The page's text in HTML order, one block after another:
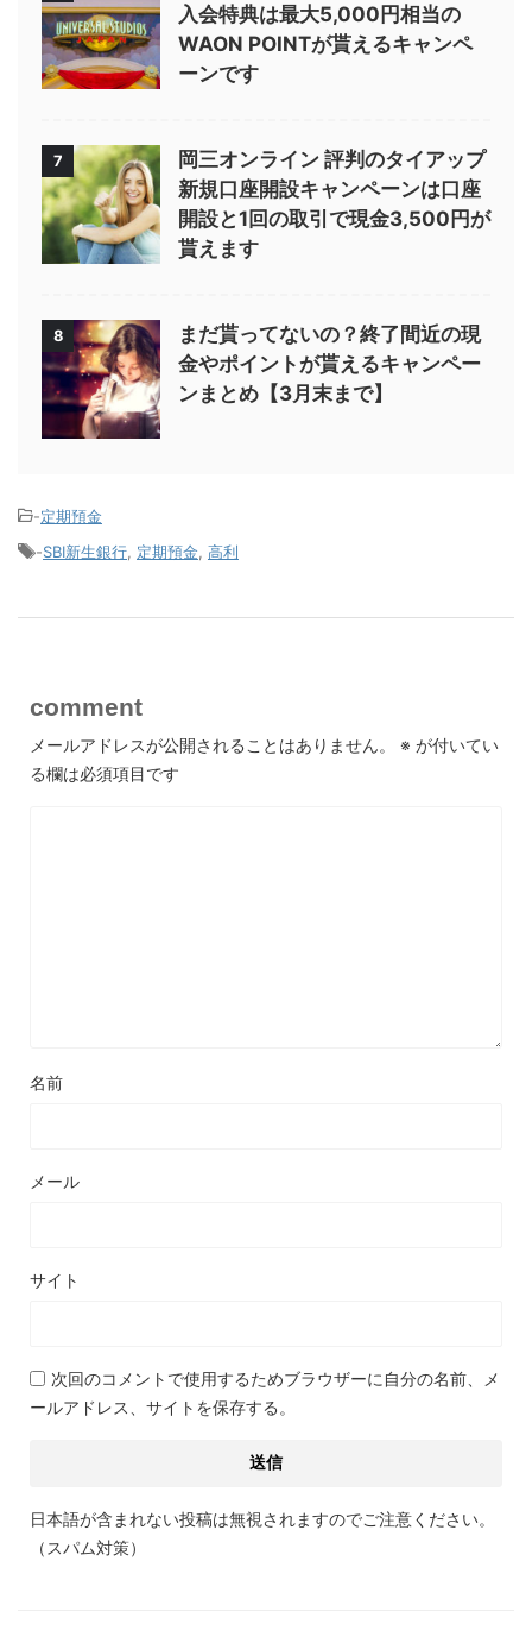
入会特典は最大5,000円相当の
WAON POINTが貰えるキャンペ
ーンです
7
岡三オンライン 評判のタイアップ
新規口座開設キャンペーンは口座
開設と1回の取引で現金3,500円が
貰えます
8
まだ貰ってないの？終了間近の現
金やポイントが貰えるキャンペー
ンまとめ【3月末まで】
-定期預金
-SBI新生銀行 定期預金 高利
comment
メールアドレスが公開されることはありません。 ※ が付いてい
る欄は必須項目です
名前
メール
サイト
次回のコメントで使用するためブラウザーに自分の名前、メ
ールアドレス、サイトを保存する。
日本語が含まれない投稿は無視されますのでご注意ください。
（スパム対策）